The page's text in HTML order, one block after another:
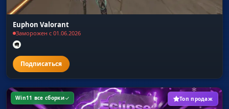
Euphon Valorant
Заморожен с 01.06.2026
Win11 все сборки Топ продаж